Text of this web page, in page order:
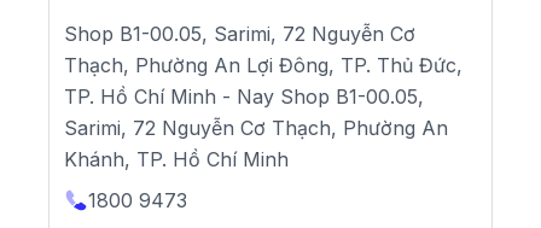
Shop B1-00.05, Sarimi, 72 Nguyễn Cơ
Thạch, Phường An Lợi Đông, TP. Thủ Đức,
TP. Hồ Chí Minh - Nay Shop B1-00.05,
Sarimi, 72 Nguyễn Cơ Thạch, Phường An
Khánh, TP. Hồ Chí Minh
1800 9473